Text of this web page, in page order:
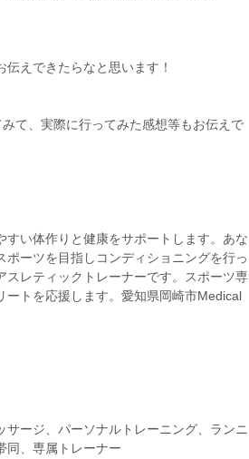
えできたらなと思います！
て、実際に行ってみた感想等もお伝えで
すい体作りと健康をサポートします。あな
ーツを目指しコンディショニングを行っ
レティックトレーナーです。スポーツ専
ートを応援します。愛知県岡崎市Medical
ージ、パーソナルトレーニング、ランニ
同、専属トレーナー